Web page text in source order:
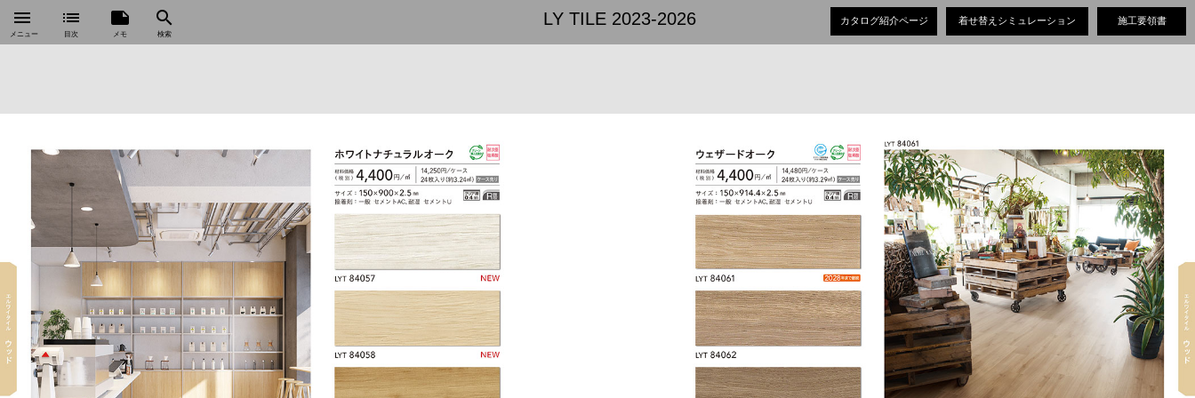
menu
メニュー
LY TILE 2023-2026
list
目次
note
メモ
search
検索
カタログ紹介ページ 着せ替えシミュレーション 施工要領書